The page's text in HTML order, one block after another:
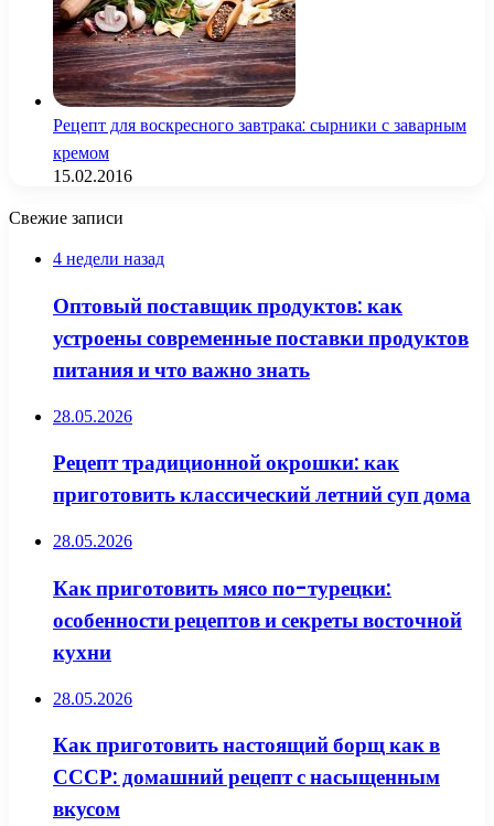
Рецепт для воскресного завтрака: сырники с заварным
кремом
15.02.2016
Свежие записи
4 недели назад
Оптовый поставщик продуктов: как
устроены современные поставки продуктов
питания и что важно знать
28.05.2026
Рецепт традиционной окрошки: как
приготовить классический летний суп дома
28.05.2026
Как приготовить мясо по-турецки:
особенности рецептов и секреты восточной
кухни
28.05.2026
Как приготовить настоящий борщ как в
СССР: домашний рецепт с насыщенным
вкусом